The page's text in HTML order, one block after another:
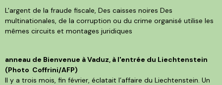
L'argent de la fraude fiscale, Des caisses noires Des
multinationales, de la corruption ou du crime organisé utilise les
mêmes circuits et montages juridiques
anneau de Bienvenue à Vaduz, à l'entrée du Liechtenstein
(Photo Coffrini/AFP)
Il y a trois mois, fin février, éclatait l’affaire du Liechtenstein. Un